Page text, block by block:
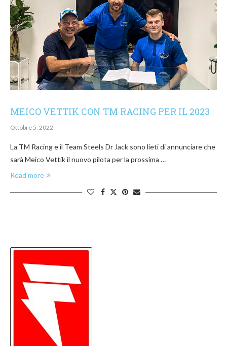
MEICO VETTIK CON TM RACING PER IL 2023
Ottobre 5, 2022
La TM Racing e il Team Steels Dr Jack sono lieti di annunciare che
sarà Meico Vettik il nuovo pilota per la prossima …
Read more